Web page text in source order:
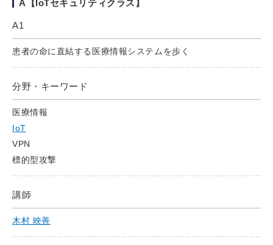
A【IoTセキュリティクラス】
A1
患者の命に直結する医療情報システムを歩く
分野・キーワード
医療情報
IoT
VPN
標的型攻撃
講師
木村 映善